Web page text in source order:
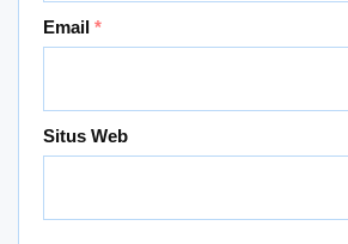
Email *
Situs Web